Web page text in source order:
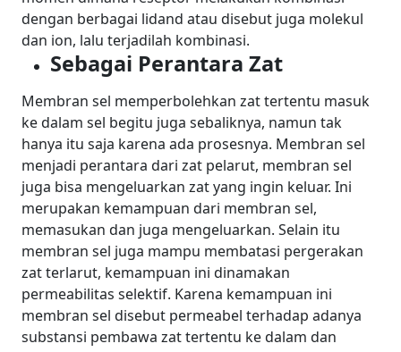
dengan berbagai lidand atau disebut juga molekul
dan ion, lalu terjadilah kombinasi.
Sebagai Perantara Zat
Membran sel memperbolehkan zat tertentu masuk
ke dalam sel begitu juga sebaliknya, namun tak
hanya itu saja karena ada prosesnya. Membran sel
menjadi perantara dari zat pelarut, membran sel
juga bisa mengeluarkan zat yang ingin keluar. Ini
merupakan kemampuan dari membran sel,
memasukan dan juga mengeluarkan. Selain itu
membran sel juga mampu membatasi pergerakan
zat terlarut, kemampuan ini dinamakan
permeabilitas selektif. Karena kemampuan ini
membran sel disebut permeabel terhadap adanya
substansi pembawa zat tertentu ke dalam dan